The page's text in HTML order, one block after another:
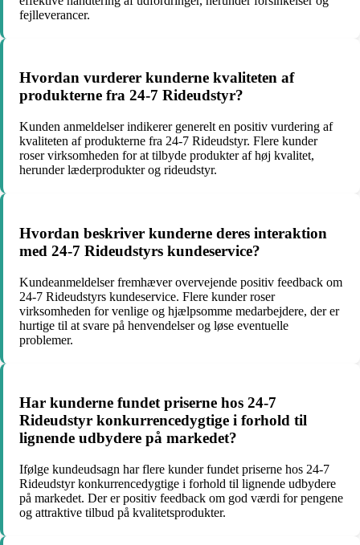
fejlleverancer.
Hvordan vurderer kunderne kvaliteten af
produkterne fra 24-7 Rideudstyr?
Kunden anmeldelser indikerer generelt en positiv vurdering af
kvaliteten af produkterne fra 24-7 Rideudstyr. Flere kunder
roser virksomheden for at tilbyde produkter af høj kvalitet,
herunder læderprodukter og rideudstyr.
Hvordan beskriver kunderne deres interaktion
med 24-7 Rideudstyrs kundeservice?
Kundeanmeldelser fremhæver overvejende positiv feedback om
24-7 Rideudstyrs kundeservice. Flere kunder roser
virksomheden for venlige og hjælpsomme medarbejdere, der er
hurtige til at svare på henvendelser og løse eventuelle
problemer.
Har kunderne fundet priserne hos 24-7
Rideudstyr konkurrencedygtige i forhold til
lignende udbydere på markedet?
Ifølge kundeudsagn har flere kunder fundet priserne hos 24-7
Rideudstyr konkurrencedygtige i forhold til lignende udbydere
på markedet. Der er positiv feedback om god værdi for pengene
og attraktive tilbud på kvalitetsprodukter.